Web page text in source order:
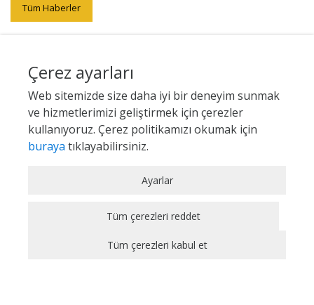
Tüm Haberler
Çerez ayarları
Web sitemizde size daha iyi bir deneyim sunmak
ve hizmetlerimizi geliştirmek için çerezler
kullanıyoruz. Çerez politikamızı okumak için
buraya tıklayabilirsiniz.
Zorunlu / Teknik Çerezler
özelliklerinden faydalanabilmek için kullanılan
olmadan, websitesinden sağlanan temel
Ayarlar
Tüm çerezleri reddet
Tüm çerezleri kabul et